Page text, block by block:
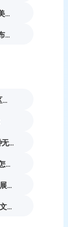
PS产品白底图怎么制作？电商美工6步流程
PS怎么调整图片大小？区分画布大小与图像大小新手指南
Banana基础版和Banana pro区别对比丨具体案例应用+使用教程
PS怎么修改图片上的文字？3种无痕改字方法，新手也能搞定
PS放大缩小快捷键是什么？ps怎么把图片拉大拉小？
AI高级溶图 | 模特佩戴项链案例展示
AI高级修图 | 一键修改海报中的文字